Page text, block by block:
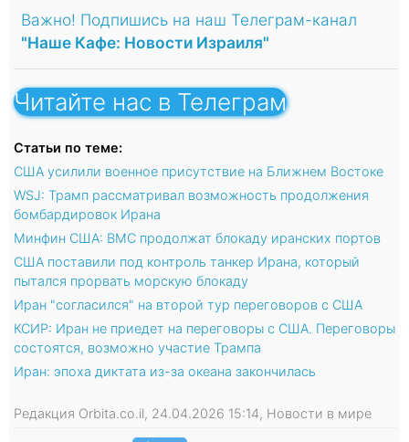
Важно! Подпишись на наш Телеграм-канал
"Наше Кафе: Новости Израиля"
Читайте нас в Телеграм
Статьи по теме:
США усилили военное присутствие на Ближнем Востоке
WSJ: Трамп рассматривал возможность продолжения
бомбардировок Ирана
Минфин США: ВМС продолжат блокаду иранских портов
США поставили под контроль танкер Ирана, который
пытался прорвать морскую блокаду
Иран "согласился" на второй тур переговоров с США
КСИР: Иран не приедет на переговоры с США. Переговоры
состоятся, возможно участие Трампа
Иран: эпоха диктата из-за океана закончилась
Редакция Orbita.co.il, 24.04.2026 15:14, Новости в мире